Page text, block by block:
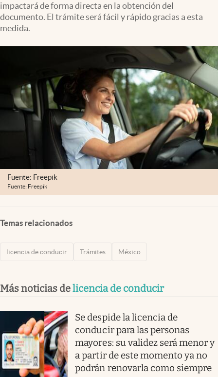
Clima
Espiritualidad
impactará de forma directa en la obtención del
documento. El trámite será fácil y rápido gracias a esta
medida.
Fuente: Freepik
Fuente: Freepik
Temas relacionados
licencia de conducir Trámites México
Más noticias delicencia de conducir
Se despide la licencia de
conducir para las personas
mayores: su validez será menor y
a partir de este momento ya no
podrán renovarla como siempre